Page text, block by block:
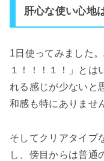
肝心な使い心地
1日使ってみました
１！！！１！」とは
れる感じが少ないと
和感も特にありませ
そしてクリアタイプ
し、傍目からは普通